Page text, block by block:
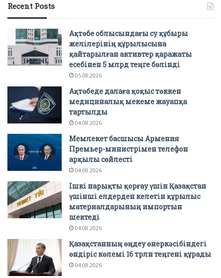
Recent Posts
Ақтөбе облысындағы су құбыры
желілерінің құрылысына
қайтарылған активтер қаражаты
есебінен 5 млрд теңге бөлінді
05.08.2026
Ақтөбеде далаға қоқыс төккен
медициналық мекеме жауапқа
тартылды
04.08.2026
Мемлекет басшысы Армения
Премьер-министрімен телефон
арқылы сөйлесті
04.08.2026
Ішкі нарықты қорғау үшін Қазақстан
үшінші елдерден келетін құрылыс
материалдарының импортын
шектеді
04.08.2026
Қазақстанның өңдеу өнеркәсібіндегі
өндіріс көлемі 16 трлн теңгені құрады
04.08.2026